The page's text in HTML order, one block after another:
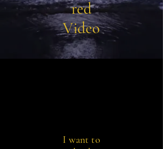
red
Video
I want to